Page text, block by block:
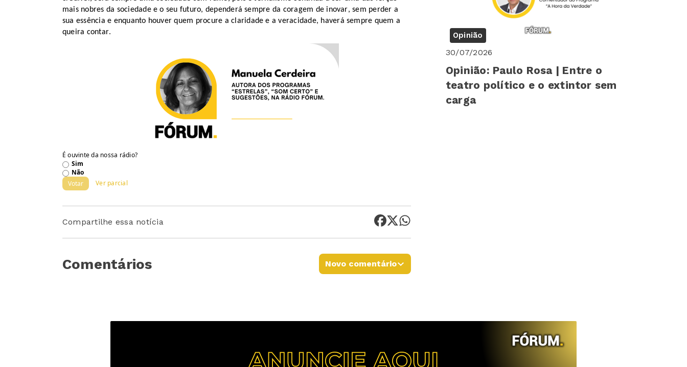
mais nobres da sociedade e o seu futuro, dependerá sempre da coragem de inovar, sem perder a
sua essência e enquanto houver quem procure a claridade e a veracidade, haverá sempre quem a
queira contar.
É ouvinte da nossa rádio?
Sim
Não
Votar
Ver parcial
Compartilhe essa notícia
Comentários Novo comentário
Opinião
30/07/2026
Opinião: Paulo Rosa | Entre o
teatro político e o extintor sem
carga